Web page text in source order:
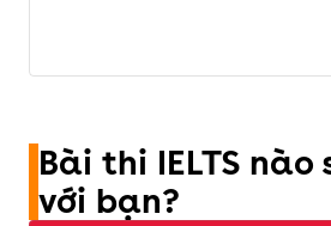
Bài thi IELTS nào
với bạn?